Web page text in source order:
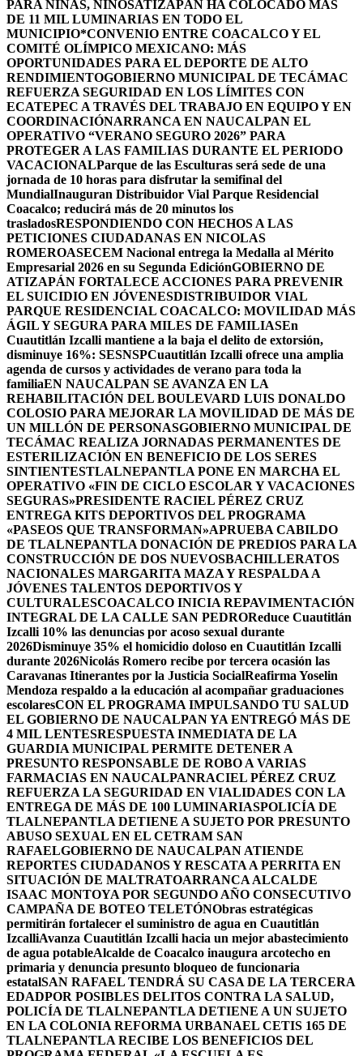
PARA NIÑAS, NIÑOSATIZAPÁN HA COLOCADO MÁS
DE 11 MIL LUMINARIAS EN TODO EL
MUNICIPIO*CONVENIO ENTRE COACALCO Y EL
COMITÉ OLÍMPICO MEXICANO: MÁS
OPORTUNIDADES PARA EL DEPORTE DE ALTO
RENDIMIENTOGOBIERNO MUNICIPAL DE TECÁMAC
REFUERZA SEGURIDAD EN LOS LÍMITES CON
ECATEPEC A TRAVÉS DEL TRABAJO EN EQUIPO Y EN
COORDINACIÓNARRANCA EN NAUCALPAN EL
OPERATIVO “VERANO SEGURO 2026” PARA
PROTEGER A LAS FAMILIAS DURANTE EL PERIODO
VACACIONALParque de las Esculturas será sede de una
jornada de 10 horas para disfrutar la semifinal del
MundialInauguran Distribuidor Vial Parque Residencial
Coacalco; reducirá más de 20 minutos los
trasladosRESPONDIENDO CON HECHOS A LAS
PETICIONES CIUDADANAS EN NICOLAS
ROMEROASECEM Nacional entrega la Medalla al Mérito
Empresarial 2026 en su Segunda EdiciónGOBIERNO DE
ATIZAPÁN FORTALECE ACCIONES PARA PREVENIR
EL SUICIDIO EN JÓVENESDISTRIBUIDOR VIAL
PARQUE RESIDENCIAL COACALCO: MOVILIDAD MÁS
ÁGIL Y SEGURA PARA MILES DE FAMILIASEn
Cuautitlán Izcalli mantiene a la baja el delito de extorsión,
disminuye 16%: SESNSPCuautitlán Izcalli ofrece una amplia
agenda de cursos y actividades de verano para toda la
familiaEN NAUCALPAN SE AVANZA EN LA
REHABILITACIÓN DEL BOULEVARD LUIS DONALDO
COLOSIO PARA MEJORAR LA MOVILIDAD DE MÁS DE
UN MILLÓN DE PERSONASGOBIERNO MUNICIPAL DE
TECÁMAC REALIZA JORNADAS PERMANENTES DE
ESTERILIZACIÓN EN BENEFICIO DE LOS SERES
SINTIENTESTLALNEPANTLA PONE EN MARCHA EL
OPERATIVO «FIN DE CICLO ESCOLAR Y VACACIONES
SEGURAS»PRESIDENTE RACIEL PÉREZ CRUZ
ENTREGA KITS DEPORTIVOS DEL PROGRAMA
«PASEOS QUE TRANSFORMAN»APRUEBA CABILDO
DE TLALNEPANTLA DONACIÓN DE PREDIOS PARA LA
CONSTRUCCIÓN DE DOS NUEVOSBACHILLERATOS
NACIONALES MARGARITA MAZA Y RESPALDA A
JÓVENES TALENTOS DEPORTIVOS Y
CULTURALESCOACALCO INICIA REPAVIMENTACIÓN
INTEGRAL DE LA CALLE SAN PEDROReduce Cuautitlán
Izcalli 10% las denuncias por acoso sexual durante
2026Disminuye 35% el homicidio doloso en Cuautitlán Izcalli
durante 2026Nicolás Romero recibe por tercera ocasión las
Caravanas Itinerantes por la Justicia SocialReafirma Yoselin
Mendoza respaldo a la educación al acompañar graduaciones
escolaresCON EL PROGRAMA IMPULSANDO TU SALUD
EL GOBIERNO DE NAUCALPAN YA ENTREGÓ MÁS DE
4 MIL LENTESRESPUESTA INMEDIATA DE LA
GUARDIA MUNICIPAL PERMITE DETENER A
PRESUNTO RESPONSABLE DE ROBO A VARIAS
FARMACIAS EN NAUCALPANRACIEL PÉREZ CRUZ
REFUERZA LA SEGURIDAD EN VIALIDADES CON LA
ENTREGA DE MÁS DE 100 LUMINARIASPOLICÍA DE
TLALNEPANTLA DETIENE A SUJETO POR PRESUNTO
ABUSO SEXUAL EN EL CETRAM SAN
RAFAELGOBIERNO DE NAUCALPAN ATIENDE
REPORTES CIUDADANOS Y RESCATA A PERRITA EN
SITUACIÓN DE MALTRATOARRANCA ALCALDE
ISAAC MONTOYA POR SEGUNDO AÑO CONSECUTIVO
CAMPAÑA DE BOTEO TELETÓNObras estratégicas
permitirán fortalecer el suministro de agua en Cuautitlán
IzcalliAvanza Cuautitlán Izcalli hacia un mejor abastecimiento
de agua potableAlcalde de Coacalco inaugura arcotecho en
primaria y denuncia presunto bloqueo de funcionaria
estatalSAN RAFAEL TENDRÁ SU CASA DE LA TERCERA
EDADPOR POSIBLES DELITOS CONTRA LA SALUD,
POLICÍA DE TLALNEPANTLA DETIENE A UN SUJETO
EN LA COLONIA REFORMA URBANAEL CETIS 165 DE
TLALNEPANTLA RECIBE LOS BENEFICIOS DEL